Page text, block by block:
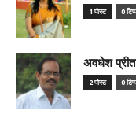
1 पोस्ट 0
अवधेश प्रीत
2 पोस्ट 0